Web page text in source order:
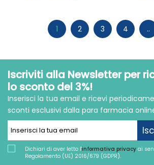
1 2 3 4 ..
Iscriviti alla Newsletter per
lo sconto del 3%!
Inserisci la tua email e ricevi
sconti esclusivi dalla para farmacia
Dichiari di aver letto l'informativa privacy ai
Regolamento (UE) 2016/679 (GDPR).